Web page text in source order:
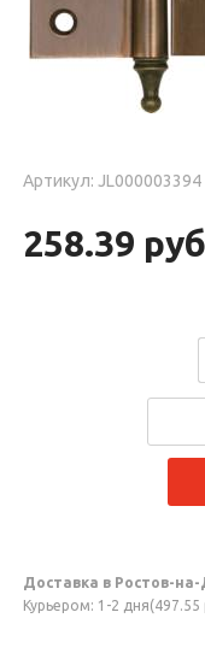
Артикул: JL000003394
258.39
Доставка в Ростов-
Курьером: 1-2 дня(497.55